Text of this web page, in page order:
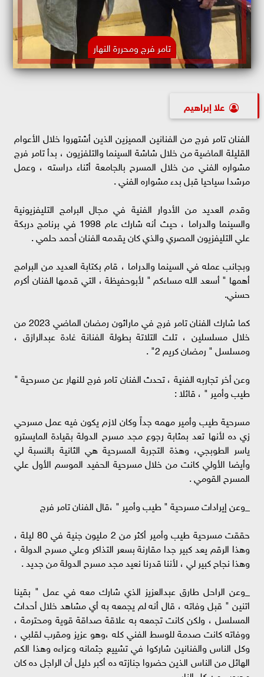
تامر فرج ومحررة النهار
علا إبراهيم
الفنان تامر فرج من الفنانين المميزين الذين أشتهروا خلال الأعوام
القليلة الماضية من خلال شاشة السينما والتلفزيون ، بدأ تامر فرج
مشواره الفني من خلال المسرح بالجامعة أثناء دراسته ، وعمل
مرشدا سياحيا قبل بدء مشواره الفني .
وقدم العديد من الأدوار الفنية في مجال البرامج التليفزيونية
والسينما والدراما ، حيث أنه شارك عام 1998 في برنامج دربكة
علي التليفزيون المصري والذي كان يقدمه الفنان أحمد حلمي .
وبجانب عمله في السينما والدراما ، قام بكتابة العديد من البرامج
أهمها " أسعد الله مساءكم " لأبوحفيظة ، التي قدمها الفنان أكرم
حسني.
كما شارك الفنان تامر فرج في ماراثون رمضان الماضي 2023 من
خلال مسلسلين ، تلت التلاتة بطولة الفنانة غادة عبدالرازق ،
ومسلسل " رمضان كريم 2" .
وعن أخر تجاربه الفنية ، تحدث الفنان تامر فرج للنهار عن مسرحية "
طيب وأمير " ، قائلا :
مسرحية طيب وأمير مهمه جداً وكان لازم يكون فيه عمل مسرحي
زي ده لأنها تعد بمثابة رجوع مجد مسرح الدولة بقيادة المايسترو
ياسر الطوبجي، وهذة التجربة المسرحية هي الثانية بالنسبة لي
وأيضا الأولي كانت من خلال مسرحية الحفيد الموسم الأول علي
المسرح القومي .
_وعن إيرادات مسرحية " طيب وأمير " ،قال الفنان تامر فرج
حققت مسرحية طيب وأمير أكثر من 2 مليون جنية في 80 ليلة ،
وهذا الرقم يعد كبير جدا مقارنة بسعر التذاكر وعلي مسرح الدولة ،
وهذا نجاح كبير لي ، لأننا قدرنا نعيد مجد مسرح الدولة من جديد .
_وعن الراحل طارق عبدالعزيز الذي شارك معه في عمل " بقينا
اتنين " قبل وفاته ، قال أنه لم يجمعه به أي مشاهد خلال أحداث
المسلسل ، ولكن كانت تجمعه به علاقة صداقة قوية ومحترمة ،
ووفاته كانت صدمة للوسط الفني كله ،وهو عزيز ومقرب لقلبي ،
وكل الناس والفنانين شاركوا في تشييع جثمانه وعزاءه وهذا الكم
الهائل من الناس الذين حضروا جنازته ده أكبر دليل أن الراجل ده كان